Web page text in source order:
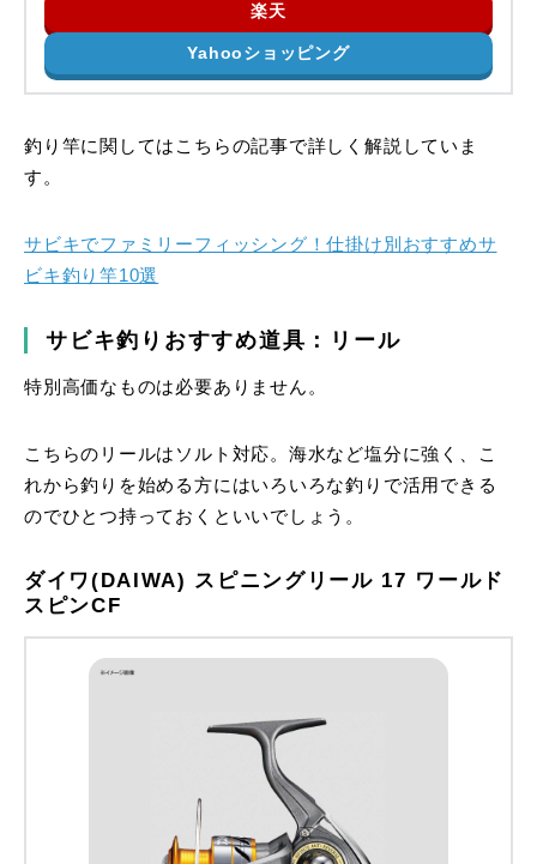
楽天
Yahooショッピング
釣り竿に関してはこちらの記事で詳しく解説していま
す。
サビキでファミリーフィッシング！仕掛け別おすすめサ
ビキ釣り竿10選
サビキ釣りおすすめ道具：リール
特別高価なものは必要ありません。
こちらのリールはソルト対応。海水など塩分に強く、こ
れから釣りを始める方にはいろいろな釣りで活用できる
のでひとつ持っておくといいでしょう。
ダイワ(DAIWA) スピニングリール 17 ワールド
スピンCF